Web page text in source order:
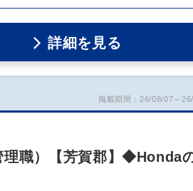
詳細を見る
掲載期間：26/08/07～
理職）【芳賀郡】◆Honda